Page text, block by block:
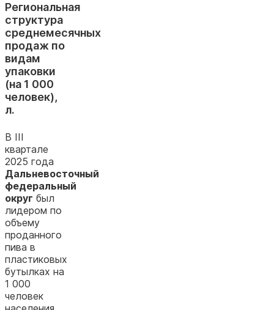
Региональная
структура
среднемесячных
продаж по
видам
упаковки
(на 1 000
человек),
л.
В III
квартале
2025 года
Дальневосточный
федеральный
округ был
лидером по
объему
проданного
пива в
пластиковых
бутылках на
1 000
человек